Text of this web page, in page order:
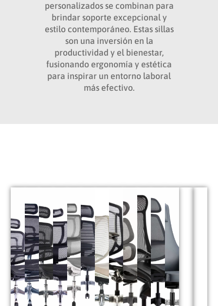
personalizados se combinan para
brindar soporte excepcional y
estilo contemporáneo. Estas sillas
son una inversión en la
productividad y el bienestar,
fusionando ergonomía y estética
para inspirar un entorno laboral
más efectivo.